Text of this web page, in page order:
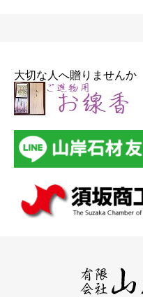
大切な人へ贈りませんか